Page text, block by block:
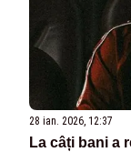
28 ian. 2026, 12:37
La câți bani a